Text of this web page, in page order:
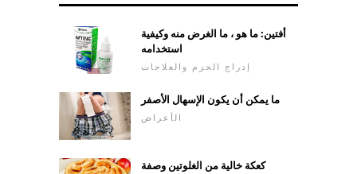
أفتين: ما هو ، ما الغرض منه وكيفية
استخدامه
إدراج الحزم والعلاجات
ما يمكن أن يكون الإسهال الأصفر
الأعراض
كعكة خالية من الغلوتين وصفة